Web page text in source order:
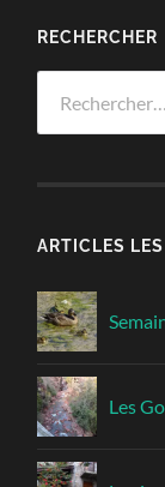
RECHERCHER
ARTICLES
Les